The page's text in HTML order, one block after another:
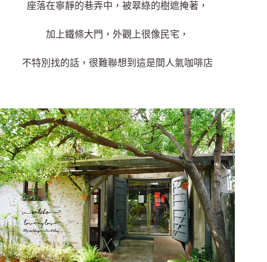
座落在寧靜的巷弄中，被翠綠的樹遮掩著，
加上鐵條大門，外觀上很像民宅，
不特別找的話，很難聯想到這是間人氣咖啡店